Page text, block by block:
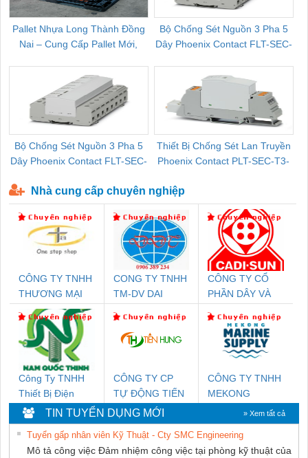
Pallet Nhựa Long Thành Đồng
Nai – Cung Cấp Pallet Mới,
Bộ Chống Sét Nguồn 3 Pha 5
Dây Phoenix Contact FLT-SEC-
Bộ Chống Sét Nguồn 3 Pha 5
Dây Phoenix Contact FLT-SEC-
Thiết Bị Chống Sét Lan Truyền
Phoenix Contact PLT-SEC-T3-
Nhà cung cấp chuyên nghiệp
CÔNG TY TNHH
THƯƠNG MẠI
THIÊN ÂN VIỆT
NAM
CONG TY TNHH
TM-DV DAI
CÔNG TY CỔ
PHẦN DÂY VÀ
THƯỢNG ĐÌNH
Công Ty TNHH
Thiết Bị Điện
Nam Quốc Thịnh
CÔNG TY CP
TỰ ĐỘNG TIẾN
HƯNG
CÔNG TY TNHH
MEKONG
SUPPLY
TIN TUYỂN DỤNG MỚI » Xem tất cả
Tuyển gấp nhân viên Kỹ Thuật - Cty SMC Engineering
Mô tả công việc Đảm nhiệm công việc tại phòng kỹ thuật của